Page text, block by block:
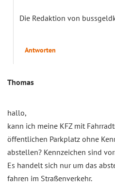
Die Redaktion von
Antworten
Thomas
hallo,
kann ich meine KFZ mit
öffentlichen Parkplatz ohne
abstellen? Kennzeichen sind
Es handelt sich nur um das
fahren im Straßenverkehr.